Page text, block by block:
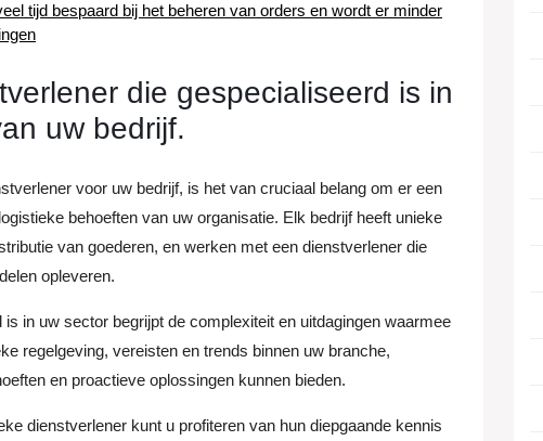
tijd bespaard bij het beheren van orders en wordt er minder
die gespecialiseerd is in
uw bedrijf.
voor uw bedrijf, is het van cruciaal belang om er een
behoeften van uw organisatie. Elk bedrijf heeft unieke
van goederen, en werken met een dienstverlener die
opleveren.
in uw sector begrijpt de complexiteit en uitdagingen waarmee
regelgeving, vereisten en trends binnen uw branche,
en proactieve oplossingen kunnen bieden.
dienstverlener kunt u profiteren van hun diepgaande kennis